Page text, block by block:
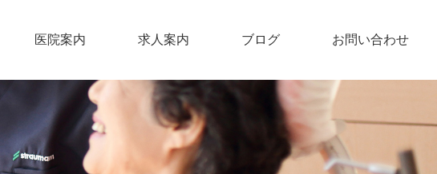
医院案内 求人案内 ブログ お問い合わせ